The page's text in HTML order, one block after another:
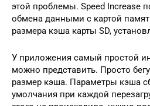
этой проблемы. Speed Increase
обмена данными с картой
размера кэша карты SD,
У приложения самый простой
можно представить. Просто
размер кэша. Параметры кэша
умолчания при каждой